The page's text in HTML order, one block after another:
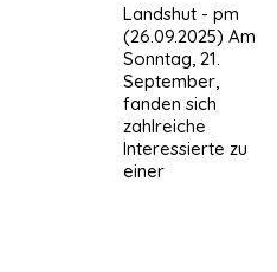
Landshut - pm
(26.09.2025) Am
Sonntag, 21.
September,
fanden sich
zahlreiche
Interessierte zu
einer